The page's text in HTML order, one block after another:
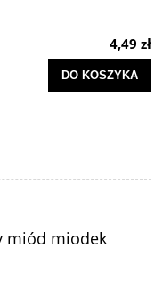
4,49 zł
DO KOSZYKA
miód miodek